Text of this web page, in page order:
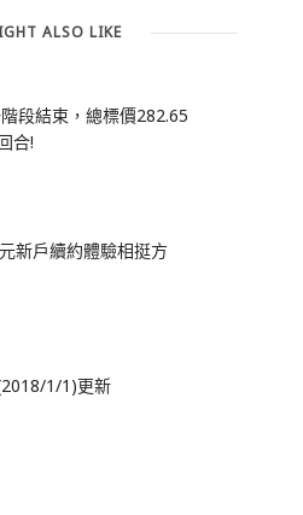
ALSO LIKE
段結束，總標價282.65
合!
新戶續約體驗相挺方
1/1)更新